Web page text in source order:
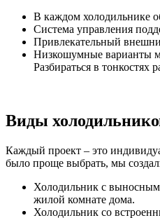
В каждом холодильнике
Система управления
Привлекательный
Низкошумные варианты
Разбираться в
Виды
Каждый проект – это
было проще выбрать, мы
Холодильник с
жилой комнате дома.
Холодильник со